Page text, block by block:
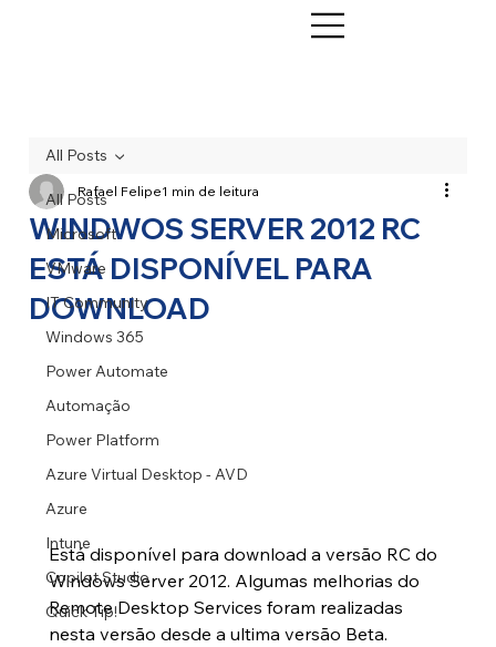
All Posts
Microsoft
VMware
IT Community
Windows 365
Power Automate
Automação
Power Platform
Azure Virtual Desktop - AVD
Azure
Intune
Copilot Studio
Quick Tip!
All Posts
WINDWOS SERVER 2012 RC
ESTÁ DISPONÍVEL PARA
DOWNLOAD
Rafael Felipe1 min de leitura
Está disponível para download a versão RC do
Windows Server 2012. Algumas melhorias do
Remote Desktop Services foram realizadas
nesta versão desde a ultima versão Beta.